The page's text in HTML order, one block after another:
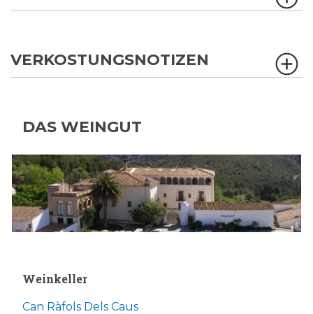
VERKOSTUNGSNOTIZEN
DAS WEINGUT
Weinkeller
Can Ràfols Dels Caus